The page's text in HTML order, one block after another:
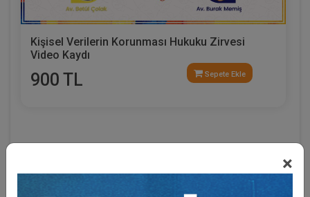
×
Kişisel Verilerin Korunması Hukuku Zirvesi
Video Kaydı
900 TL Sepete Ekle